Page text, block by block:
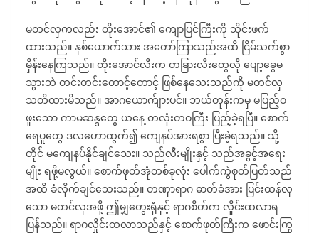
မတင်လှကလည်း တိုးအောင်၏ ကျောပြင်ကြီးကို သိုင်းဖက်
ထားသည်။ နှစ်ယောက်သား အတော်ကြာသည်အထိ ငြိမ်သက်စွာ
မှိန်းနေကြသည်။ တိုးအောင်လီးက တခြားလီးတွေလို ပျော့ခွေမ
သွားဘဲ တင်းတင်းတောင့်တောင့် ဖြစ်နေသေးသည်ကို မတင်လှ
သတိထားမိသည်။ အာဂယောက်ျားပင်။ ဘယ်တုန်းကမှ မပြည့်ဝ
ဖူးသော ကာမဆန္ဒတွေ ယနေ့ တလုံးတဝကြီး ပြည့်ခဲ့ရပြီ။ စောက်
ရေပူတွေ ဒလဟောထွက်၍ ကျေနပ်အားရစွာ ပြီးခဲ့ရသည်။ သို့
တိုင် မကျေနပ်နိုင်ချင်သေး။ သည်လီးမျိုးနှင့် သည်အခွင့်အရေး
မျိုး ရဖို့မလွယ်။ စောက်ဖုတ်အုံတစ်ခုလုံး ပေါက်ကွဲစုတ်ပြတ်သည်
အထိ ခံလိုက်ချင်သေးသည်။ တဏှာရာဂ ဓာတ်ခံအား ပြင်းထန်လှ
သော မတင်လှအဖို့ ဤမျှတွေးရုံနှင့် ရာဂစိတ်က လှိုင်းထလာရ
ပြန်သည်။ ရာဂလှိုင်းထလာသည်နှင့် စောက်ဖုတ်ကြီးက ဖောင်းကြွ